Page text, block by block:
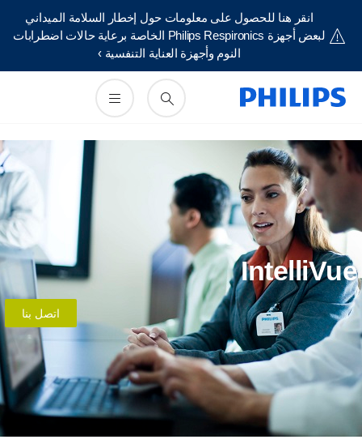
انقر هنا للحصول على معلومات حول إخطار السلامة الميداني
لبعض أجهزة Philips Respironics الخاصة برعاية حالات اضطرابات
النوم وأجهزة العناية التنفسية ›
اتصل بنا